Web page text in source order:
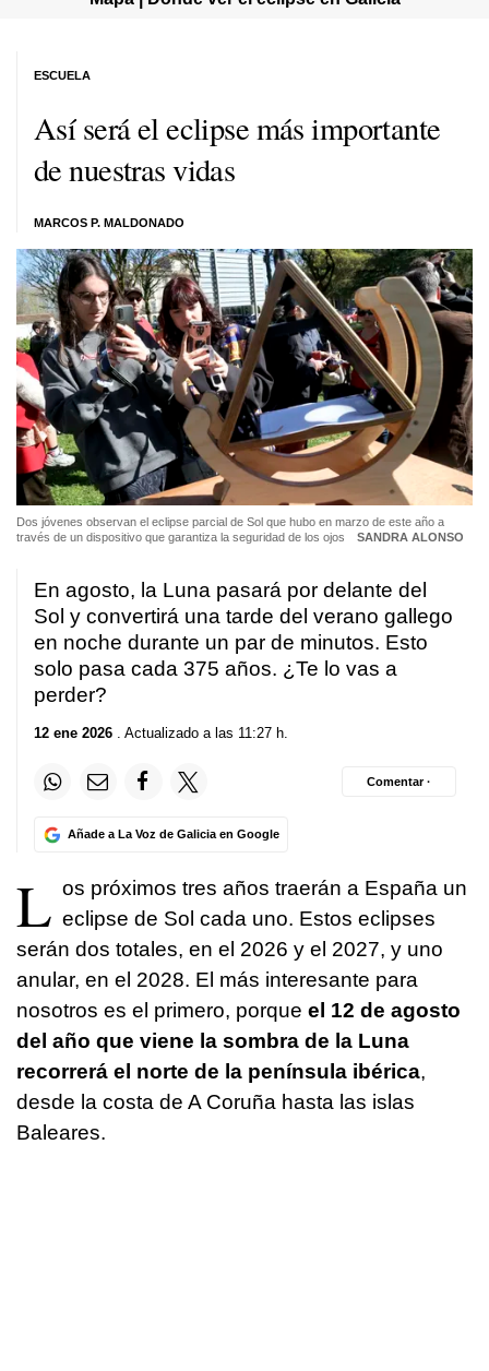
Así será el eclipse más importante
de nuestras vidas
MARCOS P. MALDONADO
ESCUELA
Dos jóvenes observan el eclipse parcial de Sol que hubo en marzo de este año a
través de un dispositivo que garantiza la seguridad de los ojos
SANDRA ALONSO
En agosto, la Luna pasará por delante del
Sol y convertirá una tarde del verano gallego
en noche durante un par de minutos. Esto
solo pasa cada 375 años. ¿Te lo vas a
perder?
12 ene 2026 . Actualizado a las 11:27 h.
Añade a La Voz de Galicia en Google
Comentar ·
L os próximos tres años traerán a España un
eclipse de Sol cada uno. Estos eclipses
serán dos totales, en el 2026 y el 2027, y uno
anular, en el 2028. El más interesante para
nosotros es el primero, porque el 12 de agosto
del año que viene la sombra de la Luna
recorrerá el norte de la península ibérica,
desde la costa de A Coruña hasta las islas
Baleares.